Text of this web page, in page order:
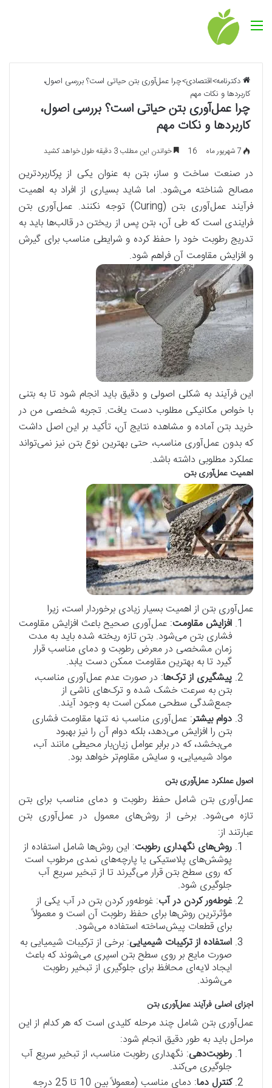
منو
دکترنامه>اقتصادی>چرا عمل‌آوری بتن حیاتی است؟ بررسی اصول،
کاربردها و نکات مهم
چرا عمل‌آوری بتن حیاتی است؟ بررسی اصول،
کاربردها و نکات مهم
7 شهریور ماه خواندن این مطلب 3 دقیقه طول خواهد کشید
در صنعت ساخت و ساز، بتن به عنوان یکی از پرکاربردترین
مصالح شناخته می‌شود. اما شاید بسیاری از افراد به اهمیت
فرآیند عمل‌آوری بتن (Curing) توجه نکنند. عمل‌آوری بتن
فرایندی است که طی آن، بتن پس از ریختن در قالب‌ها باید به
تدریج رطوبت خود را حفظ کرده و شرایطی مناسب برای گیرش
و افزایش مقاومت آن فراهم شود.
این فرآیند به شکلی اصولی و دقیق باید انجام شود تا به بتنی
با خواص مکانیکی مطلوب دست یافت. تجربه شخصی من در
خرید بتن آماده و مشاهده نتایج آن، تأکید بر این اصل داشت
که بدون عمل‌آوری مناسب، حتی بهترین نوع بتن نیز نمی‌تواند
عملکرد مطلوبی داشته باشد.
اهمیت عمل‌آوری بتن
عمل‌آوری بتن از اهمیت بسیار زیادی برخوردار است، زیرا
افزایش مقاومت: عمل‌آوری صحیح باعث افزایش مقاومت
فشاری بتن می‌شود. بتن تازه ریخته شده باید به مدت
زمان مشخصی در معرض رطوبت و دمای مناسب قرار
گیرد تا به بهترین مقاومت ممکن دست یابد.
پیشگیری از ترک‌ها: در صورت عدم عمل‌آوری مناسب،
بتن به سرعت خشک شده و ترک‌های ناشی از
جمع‌شدگی سطحی ممکن است به وجود آیند.
دوام بیشتر: عمل‌آوری مناسب نه تنها مقاومت فشاری
بتن را افزایش می‌دهد، بلکه دوام آن را نیز بهبود
می‌بخشد، که در برابر عوامل زیان‌بار محیطی مانند آب،
مواد شیمیایی، و سایش مقاوم‌تر خواهد بود.
اصول عملکرد عمل‌آوری بتن
عمل‌آوری بتن شامل حفظ رطوبت و دمای مناسب برای بتن
تازه می‌شود. برخی از روش‌های معمول در عمل‌آوری بتن
عبارتند از:
روش‌های نگهداری رطوبت: این روش‌ها شامل استفاده از
پوشش‌های پلاستیکی یا پارچه‌های نمدی مرطوب است
که روی سطح بتن قرار می‌گیرند تا از تبخیر سریع آب
جلوگیری شود.
غوطه‌ور کردن در آب: غوطه‌ور کردن بتن در آب یکی از
مؤثرترین روش‌ها برای حفظ رطوبت آن است و معمولاً
برای قطعات پیش‌ساخته استفاده می‌شود.
استفاده از ترکیبات شیمیایی: برخی از ترکیبات شیمیایی به
صورت مایع بر روی سطح بتن اسپری می‌شوند که باعث
ایجاد لایه‌ای محافظ برای جلوگیری از تبخیر رطوبت
می‌شوند.
اجزای اصلی فرآیند عمل‌آوری بتن
عمل‌آوری بتن شامل چند مرحله کلیدی است که هر کدام از این
مراحل باید به طور دقیق انجام شود:
رطوبت‌دهی: نگهداری رطوبت مناسب، از تبخیر سریع آب
جلوگیری می‌کند.
کنترل دما
: دمای مناسب (معمولاً بین 10 تا 25 درجه